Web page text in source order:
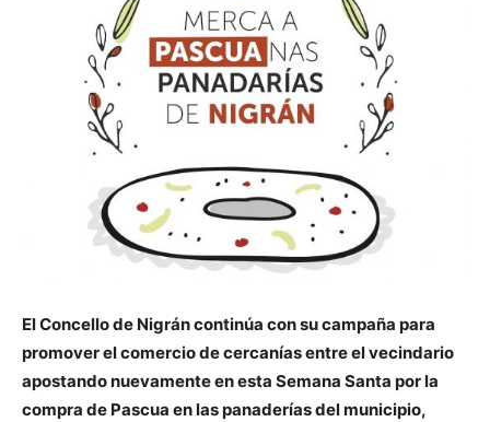
El Concello de Nigrán continúa con su campaña para
promover el comercio de cercanías entre el vecindario
apostando nuevamente en esta Semana Santa por la
compra de Pascua en las panaderías del municipio,